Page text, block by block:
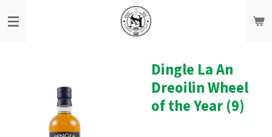
direct
Dingle La An
Dreoilin Wheel
of the Year (9)